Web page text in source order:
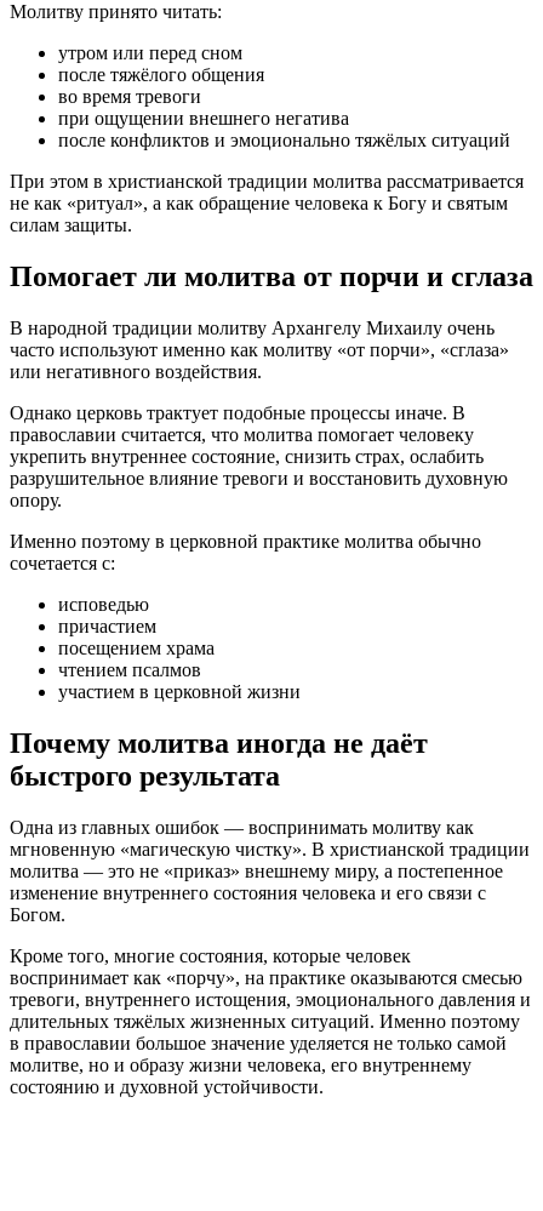
Молитву принято читать:
утром или перед сном
после тяжёлого общения
во время тревоги
при ощущении внешнего негатива
после конфликтов и эмоционально тяжёлых ситуаций
При этом в христианской традиции молитва рассматривается
не как «ритуал», а как обращение человека к Богу и святым
силам защиты.
Помогает ли молитва от порчи и сглаза
В народной традиции молитву Архангелу Михаилу очень
часто используют именно как молитву «от порчи», «сглаза»
или негативного воздействия.
Однако церковь трактует подобные процессы иначе. В
православии считается, что молитва помогает человеку
укрепить внутреннее состояние, снизить страх, ослабить
разрушительное влияние тревоги и восстановить духовную
опору.
Именно поэтому в церковной практике молитва обычно
сочетается с:
исповедью
причастием
посещением храма
чтением псалмов
участием в церковной жизни
Почему молитва иногда не даёт
быстрого результата
Одна из главных ошибок — воспринимать молитву как
мгновенную «магическую чистку». В христианской традиции
молитва — это не «приказ» внешнему миру, а постепенное
изменение внутреннего состояния человека и его связи с
Богом.
Кроме того, многие состояния, которые человек
воспринимает как «порчу», на практике оказываются смесью
тревоги, внутреннего истощения, эмоционального давления и
длительных тяжёлых жизненных ситуаций. Именно поэтому
в православии большое значение уделяется не только самой
молитве, но и образу жизни человека, его внутреннему
состоянию и духовной устойчивости.